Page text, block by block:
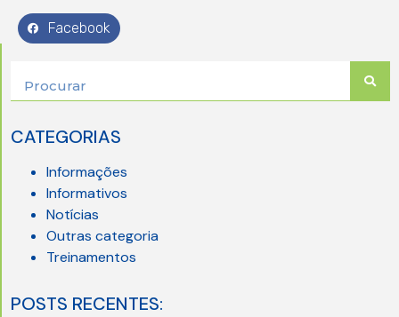
Facebook
CATEGORIAS
Informações
Informativos
Notícias
Outras categoria
Treinamentos
POSTS RECENTES: